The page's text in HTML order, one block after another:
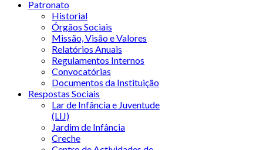
Patronato
Historial
Órgãos Sociais
Missão, Visão e Valores
Relatórios Anuais
Regulamentos Internos
Convocatórias
Documentos da Instituição
Respostas Sociais
Lar de Infância e Juventude
(LIJ)
Jardim de Infância
Creche